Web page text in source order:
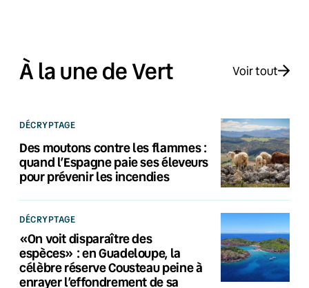
À la une de Vert Voir tout
DÉCRYPTAGE
Des moutons contre les flammes :
quand l’Espagne paie ses éleveurs
pour prévenir les incendies
DÉCRYPTAGE
«On voit disparaître des
espèces» : en Guadeloupe, la
célèbre réserve Cousteau peine à
enrayer l’effondrement de sa